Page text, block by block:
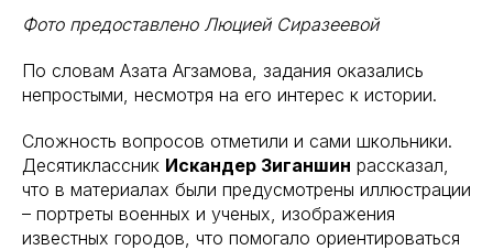
Фото предоставлено Люцией Сиразеевой
По словам Азата Агзамова, задания оказались
непростыми, несмотря на его интерес к истории.
Сложность вопросов отметили и сами школьники.
Десятиклассник Искандер Зиганшин рассказал,
что в материалах были предусмотрены иллюстрации
– портреты военных и ученых, изображения
известных городов, что помогало ориентироваться